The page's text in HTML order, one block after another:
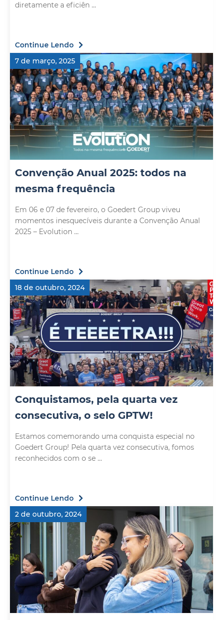
diretamente a eficiên ...
Continue Lendo
7 de março, 2025
Convenção Anual 2025: todos na
mesma frequência
Em 06 e 07 de fevereiro, o Goedert Group viveu
momentos inesquecíveis durante a Convenção Anual
2025 – Evolution ...
Continue Lendo
18 de outubro, 2024
Conquistamos, pela quarta vez
consecutiva, o selo GPTW!
Estamos comemorando uma conquista especial no
Goedert Group! Pela quarta vez consecutiva, fomos
reconhecidos com o se ...
Continue Lendo
2 de outubro, 2024